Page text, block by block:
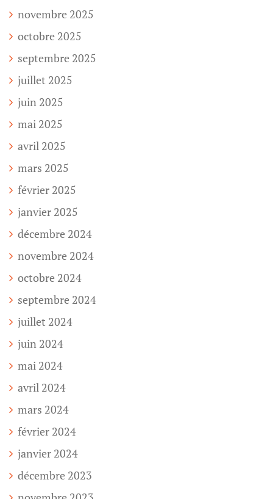
novembre 2025
octobre 2025
septembre 2025
juillet 2025
juin 2025
mai 2025
avril 2025
mars 2025
février 2025
janvier 2025
décembre 2024
novembre 2024
octobre 2024
septembre 2024
juillet 2024
juin 2024
mai 2024
avril 2024
mars 2024
février 2024
janvier 2024
décembre 2023